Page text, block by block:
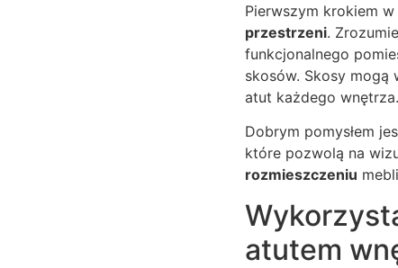
Pierwszym krokiem
przestrzeni.
funkcjonalnego
skosów. Skosy mogą
atut każdego wnętrza.
Dobrym pomysłem
które pozwolą na
rozmieszczeniu
atutem